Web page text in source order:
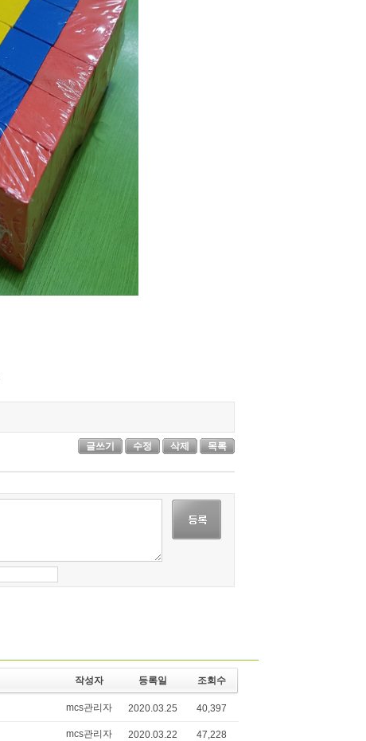
글쓰기 수정 삭제
목록
작성자 등록일 조회수
mcs관리자 2020.03.25 40,397
mcs관리자 2020.03.22 47,228